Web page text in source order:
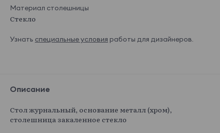
Материал столешницы
Стекло
Узнать специальные условия работы для дизайнеров.
Описание
Стол журнальный, основание металл (хром),
столешница закаленное стекло